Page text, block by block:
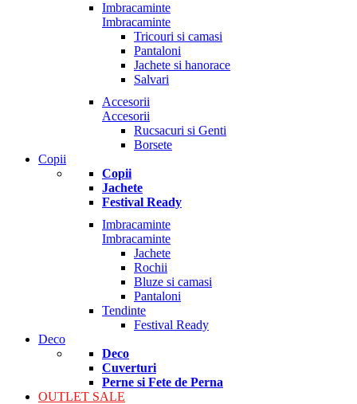
Imbracaminte
Imbracaminte
Tricouri si camasi
Pantaloni
Jachete si hanorace
Salvari
Accesorii
Accesorii
Rucsacuri si Genti
Borsete
Copii
Copii
Jachete
Festival Ready
Imbracaminte
Imbracaminte
Jachete
Rochii
Bluze si camasi
Pantaloni
Tendinte
Festival Ready
Deco
Deco
Cuverturi
Perne si Fete de Perna
OUTLET SALE